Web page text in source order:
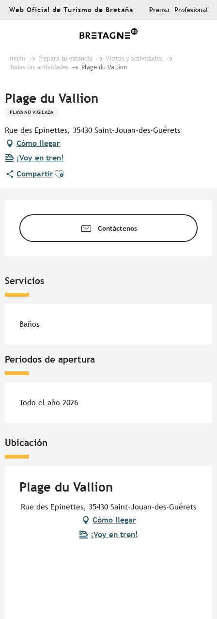
AllerWeb Oficial de Turismo de Bretaña Prensa Profesional
Inicio Prepara tu estancia
Visitas y actividades
Todas las actividades
Plage du Vallion
Plage du Vallion
PLAYA NO VIGILADA
Rue des Epinettes, 35430 Saint-Jouan-des-Guérets
Cómo llegar
¡Voy en tren!
CompartirAjouter aux favoris
Contáctenos
Servicios
Baños
Periodos de apertura
Todo el año 2026
Ubicación
Plage du Vallion
Rue des Epinettes, 35430 Saint-Jouan-des-Guérets
Cómo llegar
¡Voy en tren!